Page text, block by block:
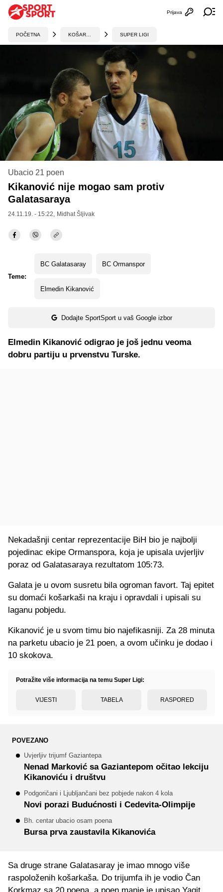
Otvori
Prijava
POČETNA SUPER LIGI
Ubacio 21 poen
Kikanović nije mogao sam protiv
Galatasaraya
24.11.19. - 15:22, Midhat Šljivak
Teme:
BC Galatasaray BC Ormanspor
Elmedin Kikanović
Dodajte SportSport u vaš Google izbor
Elmedin Kikanović odigrao je još jednu veoma
dobru partiju u prvenstvu Turske.
Nekadašnji centar reprezentacije BiH bio je najbolji
pojedinac ekipe Ormanspora, koja je upisala uvjerljiv
poraz od Galatasaraya rezultatom 105:73.
Galata je u ovom susretu bila ogroman favort. Taj epitet
su domaći košarkaši na kraju i opravdali i upisali su
laganu pobjedu.
Kikanović je u svom timu bio najefikasniji. Za 28 minuta
na parketu ubacio je 21 poen, a ovom učinku je dodao i
10 skokova.
Potražite više informacija na temu Super Ligi:
VIJESTI TABELA RASPORED
POVEZANO
Uvjerljiv trijumf Gaziantepa
Nenad Marković sa Gaziantepom očitao lekciju
Kikanoviću i društvu
Podgoričani i Ljubljančani bez pobjede nakon 4 kola
Novi porazi Budućnosti i Cedevita-Olimpije
Bh. centar ubacio osam poena
Bursa prva zaustavila Kikanovića
Sa druge strane Galatasaray je imao mnogo više
raspoloženih košarkaša. Do trijumfa ih je vodio Čan